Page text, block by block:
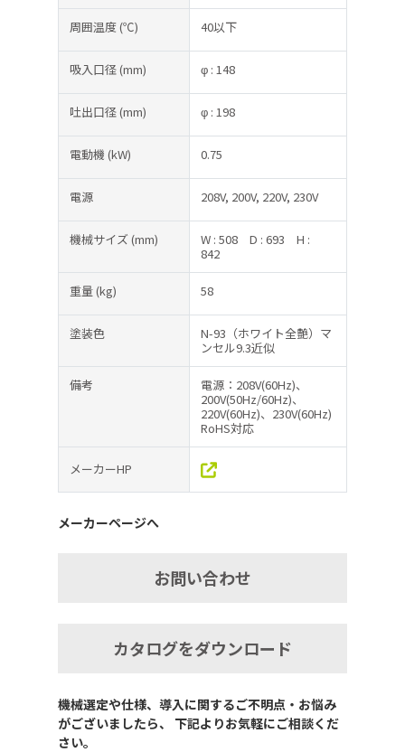
周囲温度(℃) 40以下
吸入口径(mm) φ : 148
吐出口径(mm) φ : 198
電動機 (kW) 0.75
電源 208V, 200V, 220V, 230V
機械サイズ(mm) W : 508 D : 693
H :
842
重量(kg) 58
塗装色
N-93（ホワイト全艶）マ
ンセル9.3近似
備考
電源：208V(60Hz)、
200V(50Hz/60Hz)、
220V(60Hz)、230V(60Hz)
RoHS対応
メーカーHP
メーカーページへ
お問い合わせ
カタログをダウンロード
機械選定や仕様、導入に関するご不明点・お悩み
がございましたら、 下記よりお気軽にご相談くだ
さい。